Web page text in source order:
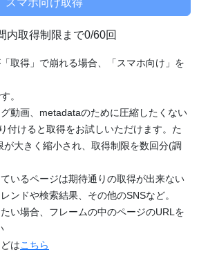
内取得制限まで0/60回
取得」で崩れる場合、「スマホ向け」を
。
動画、metadataのために圧縮したくない
付けると取得をお試しいただけます。た
大きく縮小され、取得制限を数回分(調
いるページは期待通りの取得が出来ない
ンドや検索結果、その他のSNSなど。
い場合、フレームの中のページのURLを
はこちら